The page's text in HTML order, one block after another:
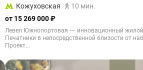
Кожуховская
10 мин.
от 15 269 000 ₽
Левел Южнопортовая 一 инновационный
Печатники в непосредственной близости от
Проект...